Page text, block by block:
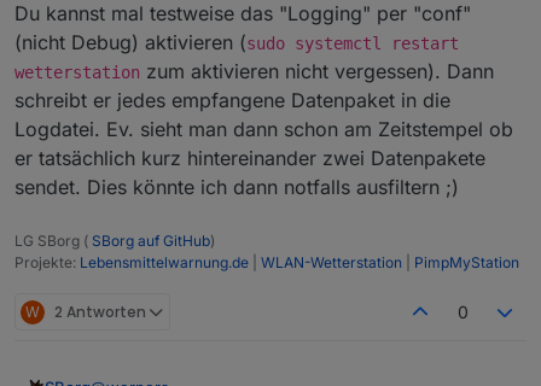
Du kannst mal testweise das "Logging" per "conf"
(nicht Debug) aktivieren (sudo systemctl restart
wetterstation zum aktivieren nicht vergessen). Dann
schreibt er jedes empfangene Datenpaket in die
Logdatei. Ev. sieht man dann schon am Zeitstempel ob
er tatsächlich kurz hintereinander zwei Datenpakete
sendet. Dies könnte ich dann notfalls ausfiltern ;)
LG SBorg ( SBorg auf GitHub)
Projekte: Lebensmittelwarnung.de WLAN-Wetterstation PimpMyStation
W 2 Antworten 0